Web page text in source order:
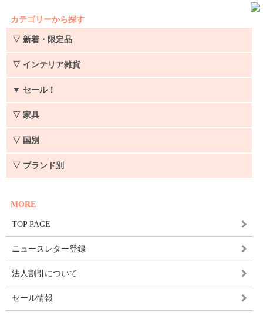
カテゴリーから探す
▽ 新着・限定品
▽ インテリア雑貨
▼ セール！
▽ 家具
▽ 国別
▽ ブランド別
MORE
TOP PAGE
ニュースレター登録
法人割引について
セール情報